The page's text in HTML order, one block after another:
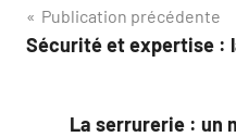
Navigation
de
Publication précédente
Sécurité et expertise :
La serrurerie : un